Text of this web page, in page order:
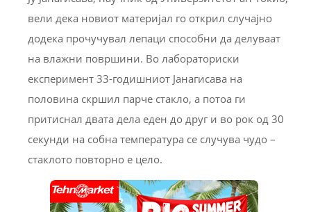
вели дека новиот материјал го открил случајно
додека прочучувал лепаци способни да делуваат
на влажни површини. Во лабораториски
експеримент 33-годишниот Јанагисава на
половина скршил парче стакло, а потоа ги
притиснал двата дела еден до друг и во рок од 30
секунди на собна температура се случува чудо –
стаклото повторно е цело.